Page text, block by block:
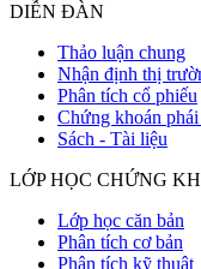
DIỄN ĐÀN
Thảo luận chung
Nhận định thị
Phân tích cổ phiếu
Chứng khoán phái
Sách - Tài liệu
LỚP HỌC CHỨNG
Lớp học căn bản
Phân tích cơ bản
Phân tích kỹ thuật